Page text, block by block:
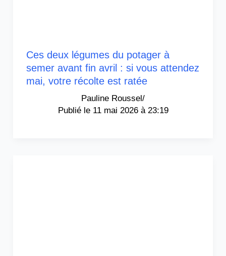
Ces deux légumes du potager à
semer avant fin avril : si vous attendez
mai, votre récolte est ratée
Pauline Roussel/
11 mai 2026 à 23:19